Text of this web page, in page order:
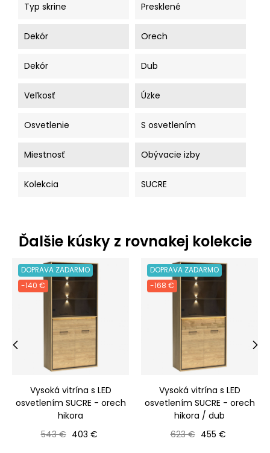
Typ skrine Presklené
Dekór Orech
Dekór Dub
Veľkosť Úzke
Osvetlenie S osvetlením
Miestnosť Obývacie izby
Kolekcia SUCRE
Ďalšie kúsky z rovnakej kolekcie
DOPRAVA ZADARMO
-140 €
Vysoká vitrína s LED
osvetlením SUCRE - orech
hikora
Bežná cena
543 € Cena
403 €
DOPRAVA ZADARMO
-168 €
Vysoká vitrína s LED
osvetlením SUCRE - orech
hikora / dub
Bežná cena
623 € Cena
455 €